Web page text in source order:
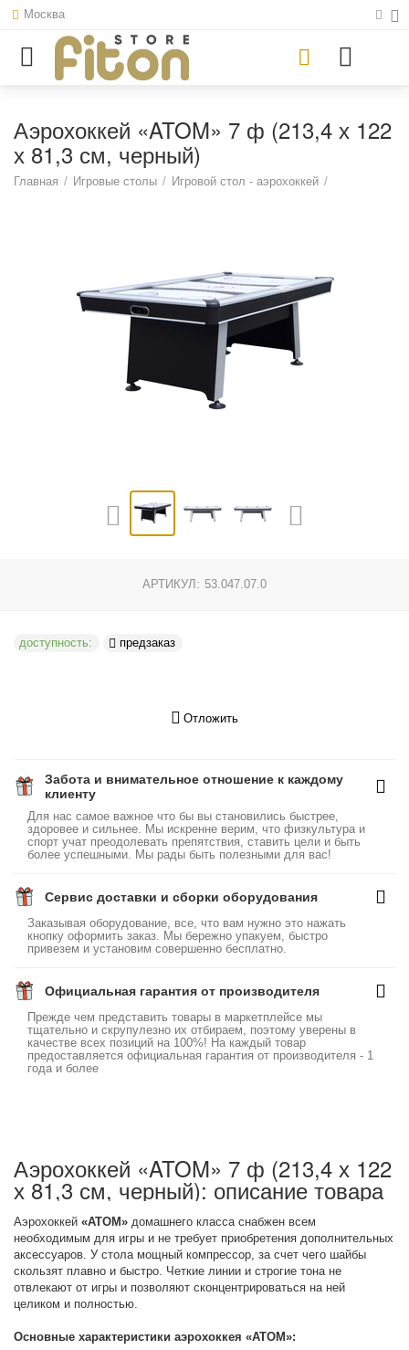
Москва
Аэрохоккей «ATOM» 7 ф (213,4 х 122
х 81,3 см, черный)
Главная / Игровые столы / Игровой стол - аэрохоккей /
АРТИКУЛ: 53.047.07.0
доступность: предзаказ
Отложить
Забота и внимательное отношение к каждому
клиенту
Для нас самое важное что бы вы становились быстрее,
здоровее и сильнее. Мы искренне верим, что физкультура и
спорт учат преодолевать препятствия, ставить цели и быть
более успешными. Мы рады быть полезными для вас!
Сервис доставки и сборки оборудования
Заказывая оборудование, все, что вам нужно это нажать
кнопку оформить заказ. Мы бережно упакуем, быстро
привезем и установим совершенно бесплатно.
Официальная гарантия от производителя
Прежде чем представить товары в маркетплейсе мы
тщательно и скрупулезно их отбираем, поэтому уверены в
качестве всех позиций на 100%! На каждый товар
предоставляется официальная гарантия от производителя - 1
года и более
Аэрохоккей «ATOM» 7 ф (213,4 х 122
х 81,3 см, черный): описание товара
Аэрохоккей«ATOM»домашнего класса снабжен всем
необходимым для игры и не требует приобретения дополнительных
аксессуаров. У стола мощный компрессор, за счет чего шайбы
скользят плавно и быстро. Четкие линии и строгие тона не
отвлекают от игры и позволяют сконцентрироваться на ней
целиком и полностью.
Основные характеристики аэрохоккея «ATOM»: